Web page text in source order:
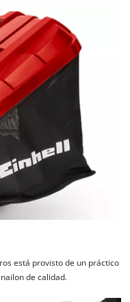
está provisto de un práctico
de calidad.